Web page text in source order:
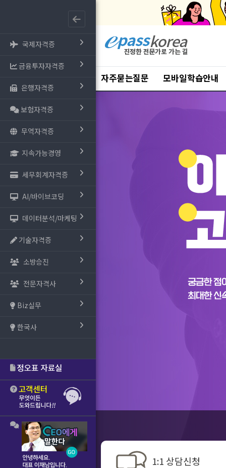
국제자격증
금융투자자격증
은행자격증
보험자격증
무역자격증
지속가능경영
세무회계자격증
AI/바이브코딩
데이터분석/마케팅
기술자격증
소방승진
전문자격사
Biz실무
한국사
자주묻는질문 모바일학습안내
1:1 상담신청